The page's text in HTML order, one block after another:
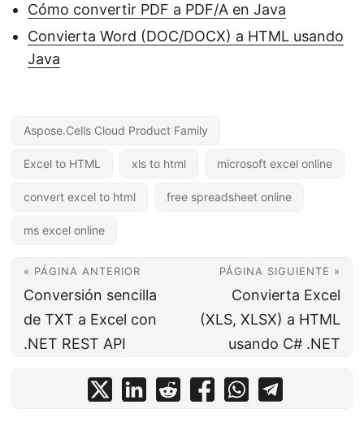
Cómo convertir PDF a PDF/A en Java
Convierta Word (DOC/DOCX) a HTML usando
Java
Aspose.Cells Cloud Product Family
Excel to HTML xls to html microsoft excel online
convert excel to html free spreadsheet online
ms excel online
« PÁGINA ANTERIOR
Conversión sencilla
de TXT a Excel con
.NET REST API
PÁGINA SIGUIENTE »
Convierta Excel
(XLS, XLSX) a HTML
usando C# .NET